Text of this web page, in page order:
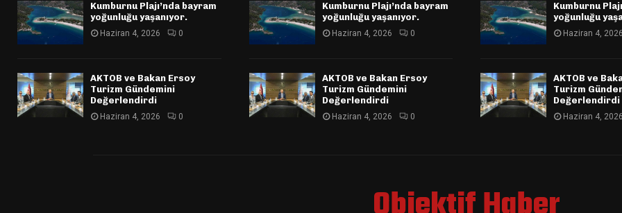
Kumburnu Plajı’nda bayram
yoğunluğu yaşanıyor.
Haziran 4, 2026 0
AKTOB ve Bakan Ersoy
Turizm Gündemini
Değerlendirdi
Haziran 4, 2026 0
Kumburnu Plajı’nda bayram
yoğunluğu yaşanıyor.
Haziran 4, 2026 0
AKTOB ve Bakan Ersoy
Turizm Gündemini
Değerlendirdi
Haziran 4, 2026 0
Kumburnu
yoğunluğu
Haziran 4, 2026
AKTOB ve
Turizm
Değerlendirdi
Haziran 4, 2026